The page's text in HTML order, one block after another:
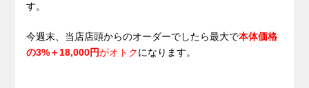
す。
今週末、当店店頭からのオーダーでしたら最大で本体価格
の3%＋18,000円がオトクになります。